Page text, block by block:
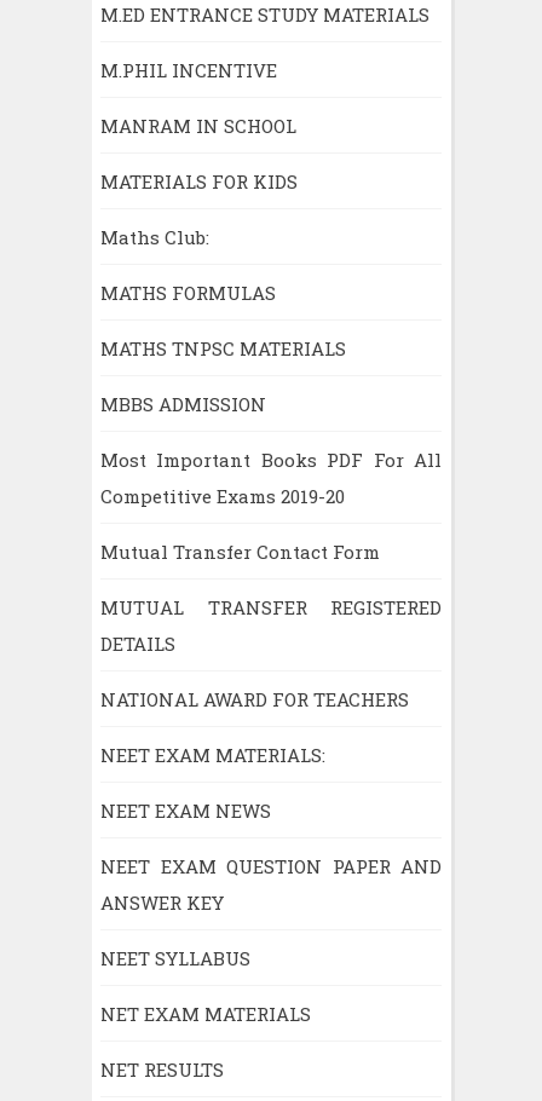
M.ED ENTRANCE STUDY MATERIALS
M.PHIL INCENTIVE
MANRAM IN SCHOOL
MATERIALS FOR KIDS
Maths Club:
MATHS FORMULAS
MATHS TNPSC MATERIALS
MBBS ADMISSION
Most Important Books PDF For All
Competitive Exams 2019-20
Mutual Transfer Contact Form
MUTUAL TRANSFER REGISTERED
DETAILS
NATIONAL AWARD FOR TEACHERS
NEET EXAM MATERIALS:
NEET EXAM NEWS
NEET EXAM QUESTION PAPER AND
ANSWER KEY
NEET SYLLABUS
NET EXAM MATERIALS
NET RESULTS